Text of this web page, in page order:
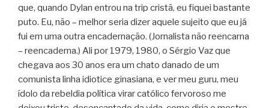
que, quando Dylan entrou na trip cristã, eu fiquei bastante
puto. Eu, não – melhor seria dizer aquele sujeito que eu já
fui em uma outra encadernação. (Jornalista não reencarna
– reencaderna.) Ali por 1979, 1980, o Sérgio Vaz que
chegava aos 30 anos era um chato danado de um
comunista linha idiotice ginasiana, e ver meu guru, meu
ídolo da rebeldia política virar católico fervoroso me